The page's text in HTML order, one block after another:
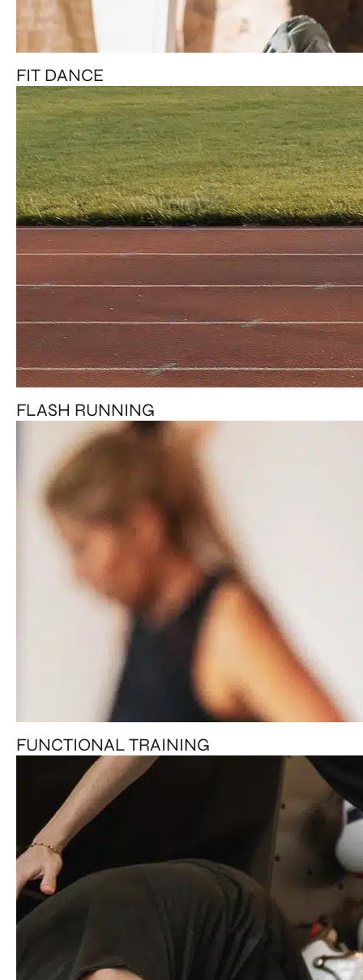
FIT DANCE
FLASH RUNNING
FUNCTIONAL TRAINING